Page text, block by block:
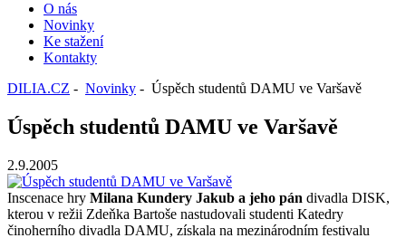
O nás
Novinky
Ke stažení
Kontakty
DILIA.CZ - Novinky - Úspěch studentů DAMU ve Varšavě
Úspěch studentů DAMU ve Varšavě
2.9.2005
Inscenace hry Milana Kundery Jakub a jeho pán divadla DISK,
kterou v režii Zdeňka Bartoše nastudovali studenti Katedry
činoherního divadla DAMU, získala na mezinárodním festivalu